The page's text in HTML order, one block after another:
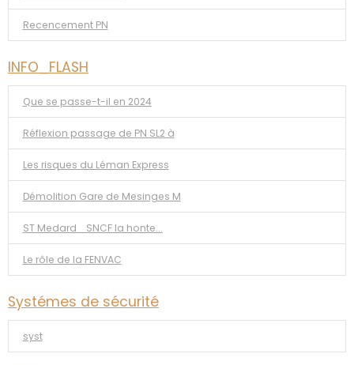
Recencement PN
INFO_FLASH
Que se passe-t-il en 2024
Réflexion passage de PN SL2 à
Les risques du Léman Express
Démolition Gare de Mesinges M
ST Medard _SNCF la honte...
Le rôle de la FENVAC
Systémes de sécurité
syst